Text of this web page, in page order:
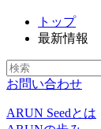
トップ
最新情報
お問い合わせ
ARUN Seedとは